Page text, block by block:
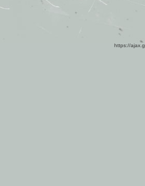
https://